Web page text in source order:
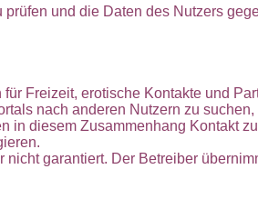
und die Daten des Nutzers
Freizeit, erotische Kontakte und
nach anderen Nutzern zu
in diesem Zusammenhang Kontakt
garantiert. Der Betreiber